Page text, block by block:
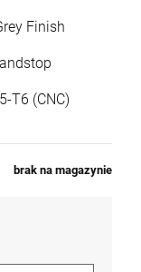
Finish
T6 (CNC)
brak na magazynie